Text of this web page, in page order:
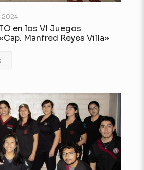
2024
en los VI Juegos
Manfred Reyes Villa»